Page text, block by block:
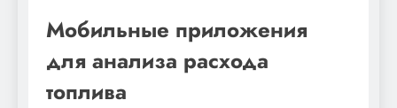
Мобильные приложения
для анализа расхода
топлива